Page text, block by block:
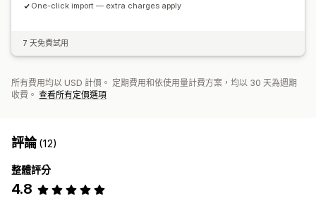
One-click import — extra charges apply
7 天免費試用
所有費用均以 USD 計價。 定期費用和依使用量計費方案，均以 30 天為週期
收費。 查看所有定價選項
評論(12)
整體評分
4.8